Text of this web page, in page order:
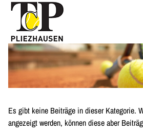
Es gibt keine Beiträge in dieser Kategorie.
angezeigt werden, können diese aber